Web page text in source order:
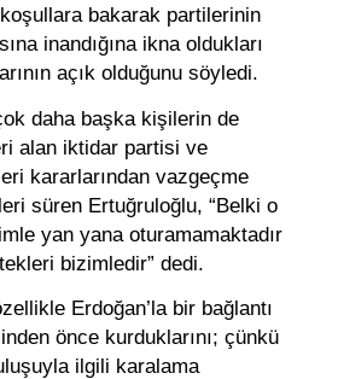
bakarak partilerinin
inandığına ikna oldukları
açık olduğunu söyledi.
daha başka kişilerin de
alan iktidar partisi ve
kararlarından vazgeçme
süren Ertuğruloğlu, “Belki o
yan yana oturamamaktadır
bizimledir” dedi.
Erdoğan’la bir bağlantı
önce kurduklarını; çünkü
ilgili karalama